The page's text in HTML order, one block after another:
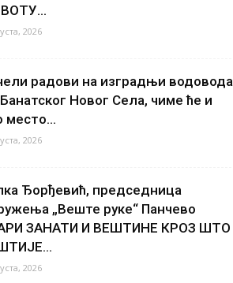
2026
радови на изградњи водовода
Новог Села, чиме ће и
место...
2026
Ђорђевић, председница
„Веште руке“ Панчево
ЗАНАТИ И ВЕШТИНЕ КРОЗ ШТО
2026